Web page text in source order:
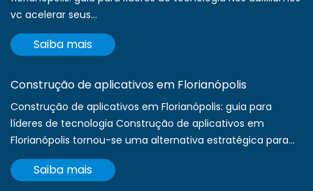
vc acelerar seus...
Saiba mais
Construção de aplicativos em Florianópolis
Construção de aplicativos em Florianópolis: guia para
líderes de tecnologia Construção de aplicativos em
Florianópolis tornou-se uma alternativa estratégica para...
Saiba mais